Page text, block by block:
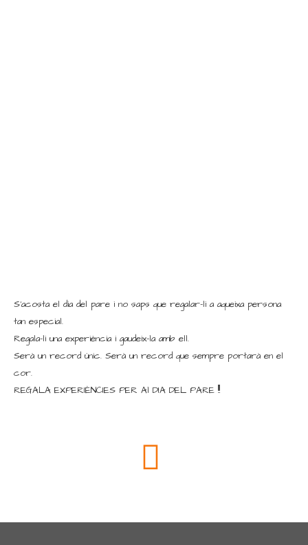
S’acosta el dia del pare i no saps que regalar-li a aqueixa persona
tan especial.
Regala-li una experiència i gaudeix-la amb ell.
Serà un record únic. Serà un record que sempre portarà en el
cor.
REGALA EXPERIÈNCIES PER Al DIA DEL PARE !!!